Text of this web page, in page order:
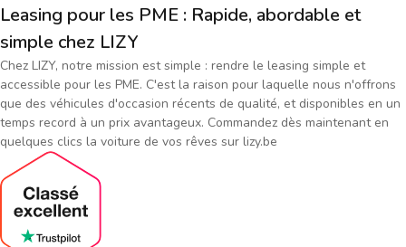
Leasing pour les PME : Rapide, abordable et
simple chez LIZY
Chez LIZY, notre mission est simple : rendre le leasing simple et
accessible pour les PME. C'est la raison pour laquelle nous n'offrons
que des véhicules d'occasion récents de qualité, et disponibles en un
temps record à un prix avantageux. Commandez dès maintenant en
quelques clics la voiture de vos rêves sur lizy.be